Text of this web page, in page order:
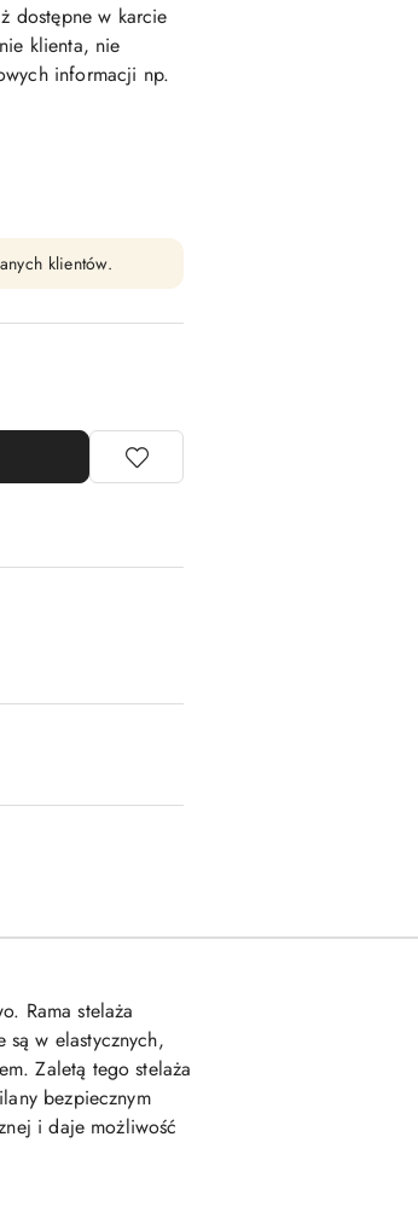
dostępne w karcie
klienta, nie
informacji np.
klientów.
Rama stelaża
w elastycznych,
Zaletą tego stelaża
bezpiecznym
i daje możliwość